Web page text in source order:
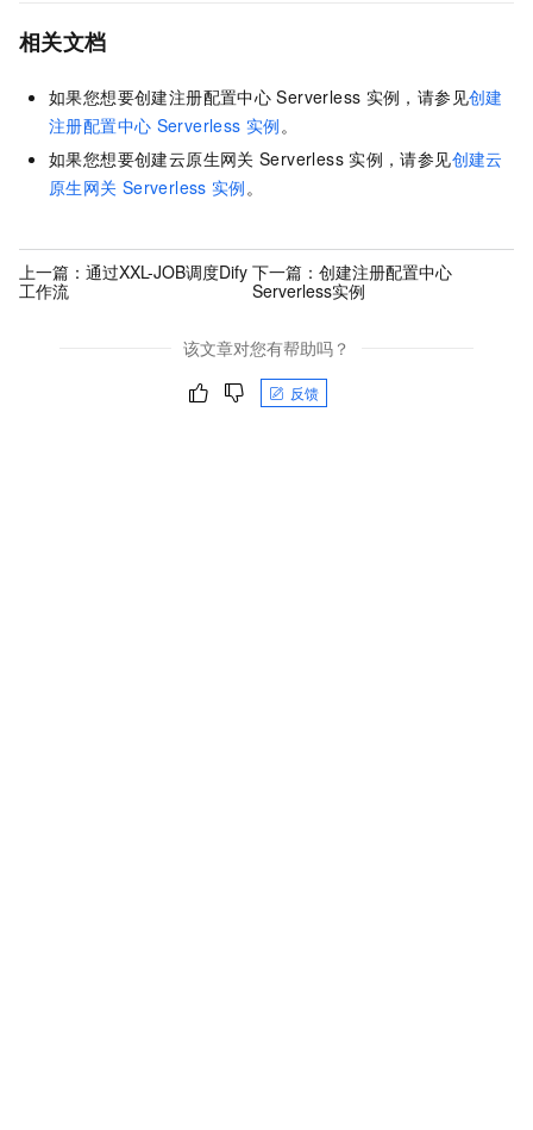
相关文档
如果您想要创建注册配置中心 Serverless 实例，请参见创建
注册配置中心 Serverless 实例。
如果您想要创建云原生网关 Serverless 实例，请参见创建云
原生网关 Serverless 实例。
上一篇： 通过XXL-JOB调度Dify
工作流
下一篇： 创建注册配置中心
Serverless实例
该文章对您有帮助吗？
反馈